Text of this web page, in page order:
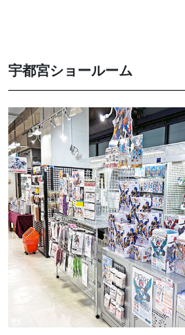
宇都宮ショールーム